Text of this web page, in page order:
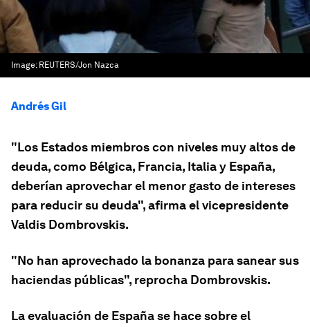
Image: REUTERS/Jon Nazca
Andrés Gil
"Los Estados miembros con niveles muy altos de
deuda, como Bélgica, Francia, Italia y España,
deberían aprovechar el menor gasto de intereses
para reducir su deuda", afirma el vicepresidente
Valdis Dombrovskis.
"No han aprovechado la bonanza para sanear sus
haciendas públicas", reprocha Dombrovskis.
La evaluación de España se hace sobre el